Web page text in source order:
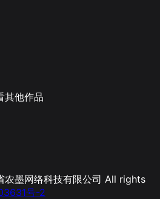
其他作品
墨网络科技有限公司 All rights
号-2